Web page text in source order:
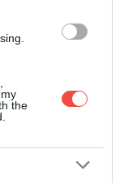
the